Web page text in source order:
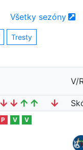
Všetky sezóny
Tresty
V/
P V V